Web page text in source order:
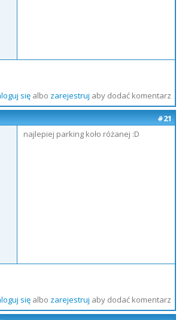
sięalbo zarejestruj aby dodać komentarz
#21
najlepiej parking koło różanej :D
sięalbo zarejestruj aby dodać komentarz